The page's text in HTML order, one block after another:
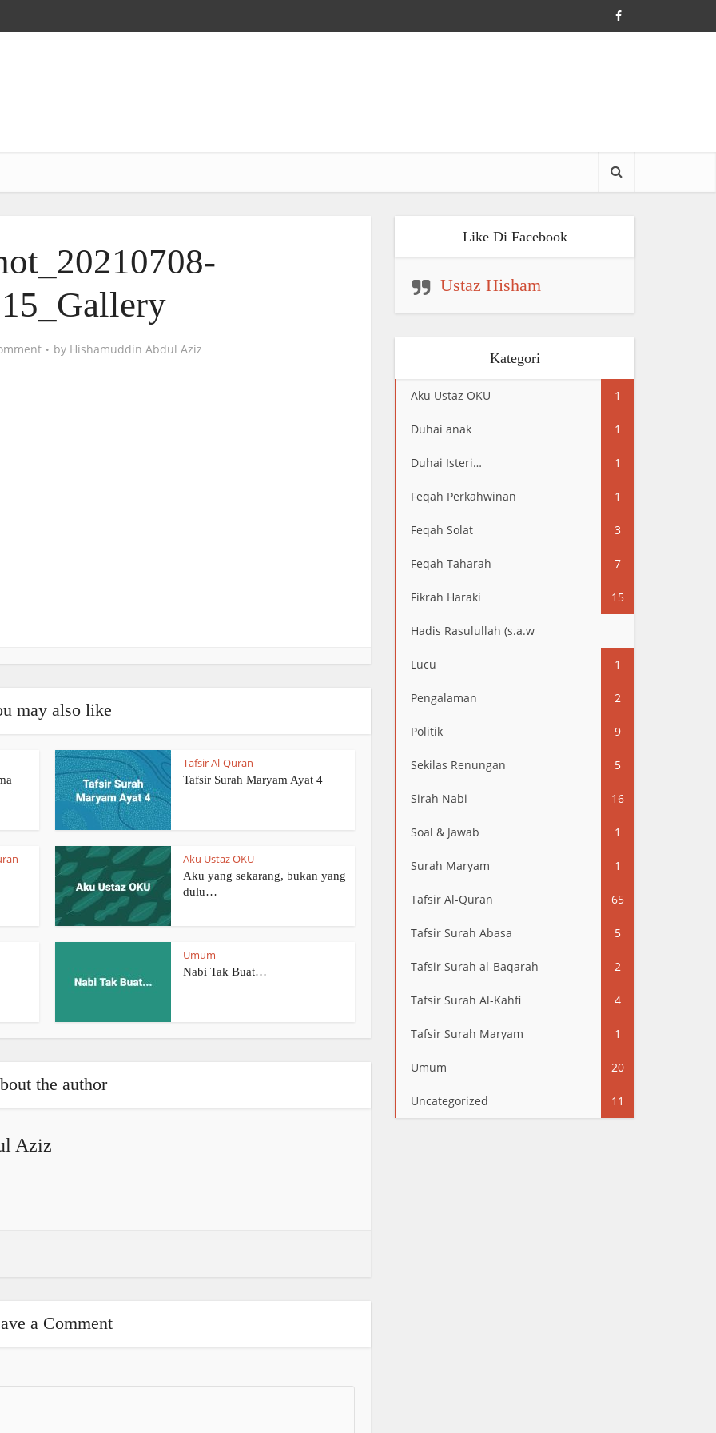
by Hishamuddin Abdul Aziz
may also like
Tafsir Al-Quran
Tafsir Surah Maryam Ayat 4
Aku Ustaz OKU
Aku yang sekarang, bukan yang
dulu…
Umum
Nabi Tak Buat…
the author
Aziz
a Comment
Like Di Facebook
Ustaz Hisham
Kategori
Aku Ustaz OKU 1
Duhai anak 1
Duhai Isteri… 1
Feqah Perkahwinan 1
Feqah Solat 3
Feqah Taharah 7
Fikrah Haraki 15
Hadis Rasulullah (s.a.w
Lucu 1
Pengalaman 2
Politik 9
Sekilas Renungan 5
Sirah Nabi 16
Soal & Jawab 1
Surah Maryam 1
Tafsir Al-Quran 65
Tafsir Surah Abasa 5
Tafsir Surah al-Baqarah 2
Tafsir Surah Al-Kahfi 4
Tafsir Surah Maryam 1
Umum 20
Uncategorized 11